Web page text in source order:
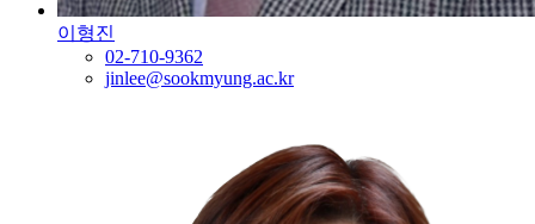
이형진
02-710-9362
jinlee@sookmyung.ac.kr